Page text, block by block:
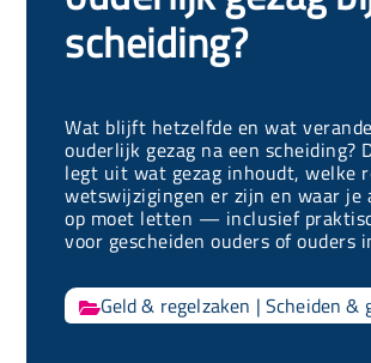
scheiding?
Wat blijft hetzelfde en wat
ouderlijk gezag na een scheiding?
legt uit wat gezag inhoudt, welke
wetswijzigingen er zijn en waar je
op moet letten — inclusief
voor gescheiden ouders of ouders
Geld & regelzaken | Scheiden &